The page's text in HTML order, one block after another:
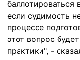
если судимость
процессе
этот вопрос
практики", -